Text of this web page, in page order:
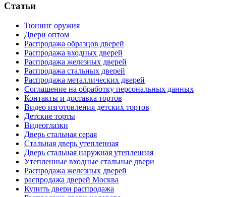
Статьи
Тюнинг оружия
Двери оптом
Распродажа образцов дверей
Распродажа входных дверей
Распродажа железных дверей
Распродажа стальных дверей
Распродажа металлических дверей
Соглашение на обработку персональных данных
Контакты и доставка тортов
Видео изготовления детских тортов
Детские торты
Видеоглазки
Дверь стальная серая
Стальная дверь утепленная
Дверь стальная наружная утепленная
Утепленные входные стальные двери
Распродажа железных дверей
распродажа дверей Москва
Купить двери распродажа